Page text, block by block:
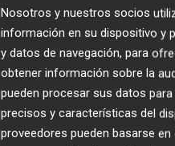
Nosotros y nuestros socios
información en su dispositivo y
y datos de navegación, para
obtener información sobre la
pueden procesar sus datos
precisos y características del
proveedores pueden basarse